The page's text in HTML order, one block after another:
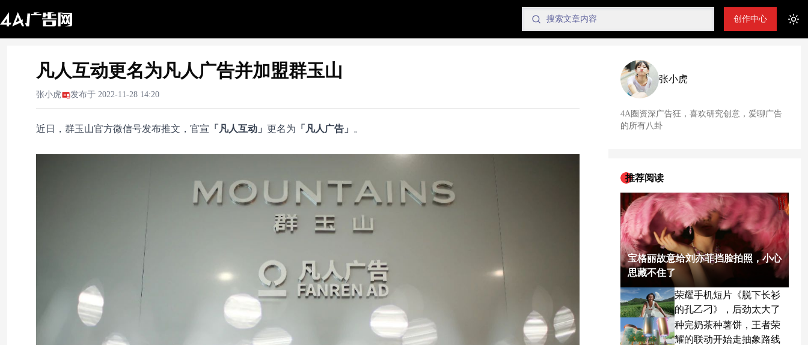
创作中心
凡人互动更名为凡人广告并加盟群玉山
张小虎 发布于 2022-11-28 14:20
近日，群玉山官方微信号发布推文，官宣 「凡人互动」 更名为 「凡人广告」 。
张小虎
4A圈资深广告狂，喜欢研究创意，爱聊广告
的所有八卦
推荐阅读
宝格丽故意给刘亦菲挡脸拍照，小心
思藏不住了
荣耀手机短片《脱下长衫
的孔乙刁》，后劲太大了
种完奶茶种薯饼，王者荣
耀的联动开始走抽象路线